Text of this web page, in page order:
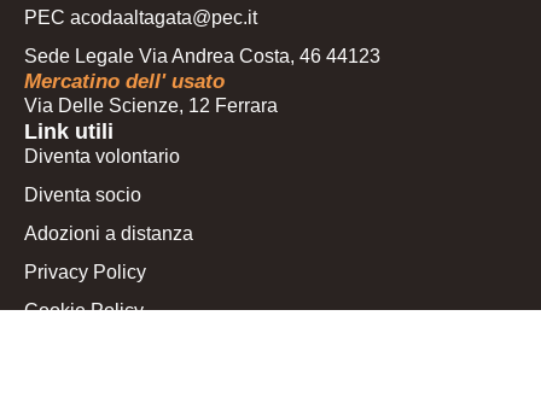
PEC acodaaltagata@pec.it
Sede Legale Via Andrea Costa, 46 44123
Mercatino dell' usato
Via Delle Scienze, 12 Ferrara
Link utili
Diventa volontario
Diventa socio
Adozioni a distanza
Privacy Policy
Cookie Policy